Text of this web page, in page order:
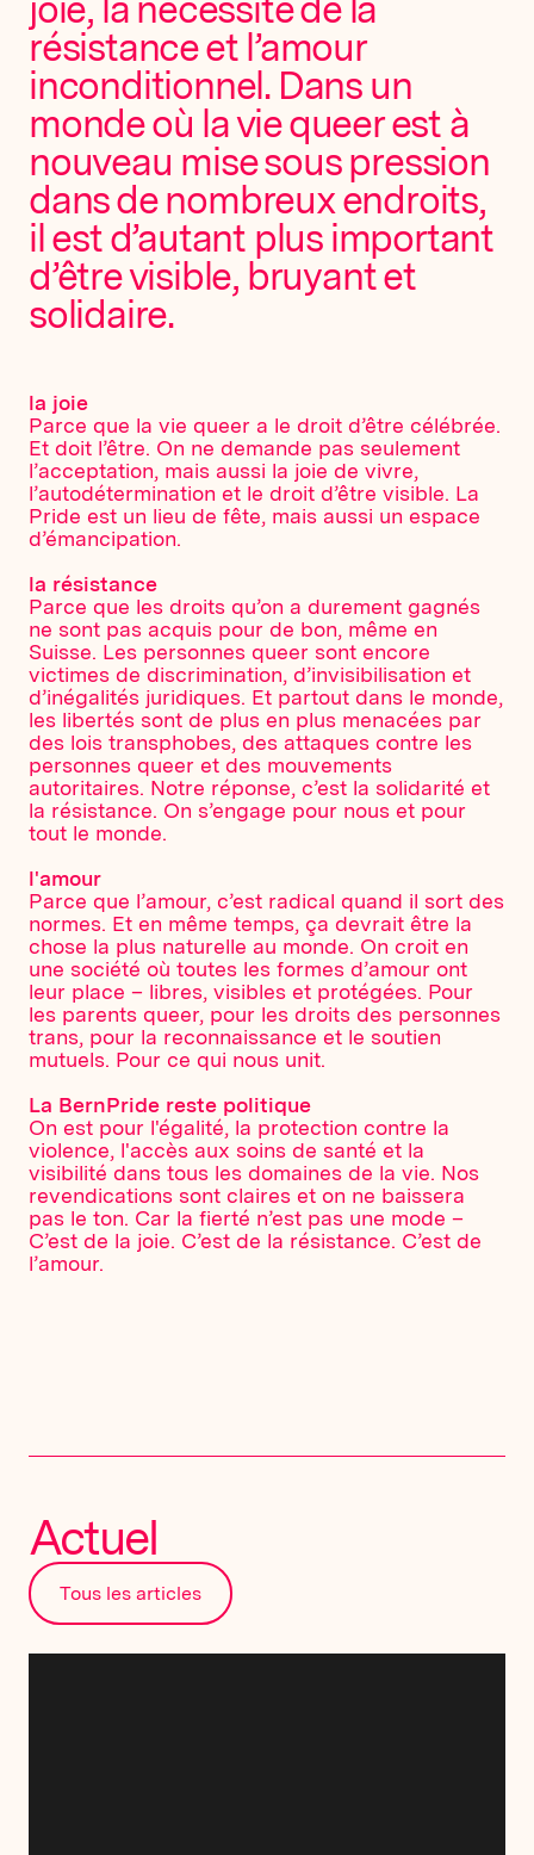
résistance et l’amour
inconditionnel. Dans un
monde où la vie queer est à
nouveau mise sous pression
dans de nombreux endroits,
il est d’autant plus important
d’être visible, bruyant et
solidaire.
la joie
Parce que la vie queer a le droit d’être célébrée.
Et doit l’être. On ne demande pas seulement
l’acceptation, mais aussi la joie de vivre,
l’autodétermination et le droit d’être visible. La
Pride est un lieu de fête, mais aussi un espace
d’émancipation.
la résistance
Parce que les droits qu’on a durement gagnés
ne sont pas acquis pour de bon, même en
Suisse. Les personnes queer sont encore
victimes de discrimination, d’invisibilisation et
d’inégalités juridiques. Et partout dans le monde,
les libertés sont de plus en plus menacées par
des lois transphobes, des attaques contre les
personnes queer et des mouvements
autoritaires. Notre réponse, c’est la solidarité et
la résistance. On s’engage pour nous et pour
tout le monde.
l'amour
Parce que l’amour, c’est radical quand il sort des
normes. Et en même temps, ça devrait être la
chose la plus naturelle au monde. On croit en
une société où toutes les formes d’amour ont
leur place – libres, visibles et protégées. Pour
les parents queer, pour les droits des personnes
trans, pour la reconnaissance et le soutien
mutuels. Pour ce qui nous unit.
La BernPride reste politique
On est pour l'égalité, la protection contre la
violence, l'accès aux soins de santé et la
visibilité dans tous les domaines de la vie. Nos
revendications sont claires et on ne baissera
pas le ton. Car la fierté n’est pas une mode –
C’est de la joie. C’est de la résistance. C’est de
l’amour.
Actuel
Tous les articles